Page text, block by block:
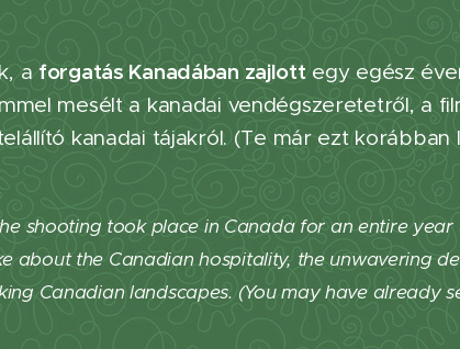
a forgatás Kanadában zajlottegy egész
mesélt a kanadai vendégszeretetről, a
kanadai tájakról. (Te már ezt
shooting took place in Canada for an entire year
about the Canadian hospitality, the unwavering
Canadian landscapes. (You may have already